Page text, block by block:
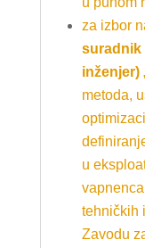
za izbor
suradnik
inženjer)
metoda,
u
tehničkih
Zavodu